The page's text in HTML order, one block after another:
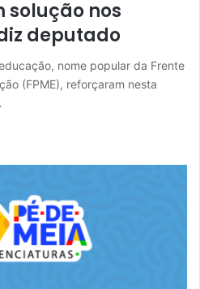
solução nos
deputado
nome popular da Frente
(FPME), reforçaram nesta